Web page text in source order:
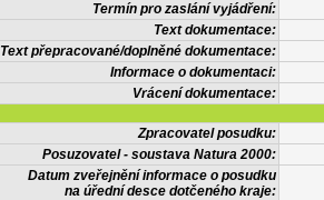
Termín pro zaslání vyjádření:
Text dokumentace:
Text přepracované/doplněné dokumentace:
Informace o dokumentaci:
Vrácení dokumentace:
Zpracovatel posudku:
Posuzovatel - soustava Natura 2000:
Datum zveřejnění informace o posudku
na úřední desce dotčeného kraje: